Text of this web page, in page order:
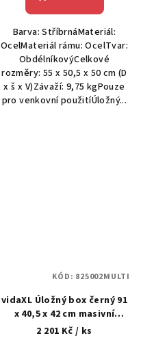
Barva: StříbrnáMateriál:
OcelMateriál rámu: OcelTvar:
ObdélníkovýCelkové
rozměry: 55 x 50,5 x 50 cm (D
x š x V)Závaží: 9,75 kgPouze
pro venkovní použitíÚložný...
vidaXL Úložný box černý 91
x 40,5 x 42 cm masivní
borové dřevo
2 201 Kč / ks
KÓD: 825002MULTI